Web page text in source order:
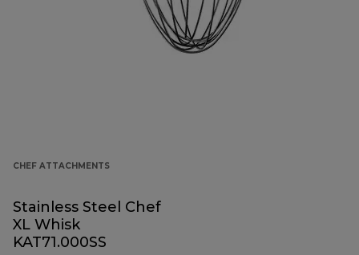
CHEF ATTACHMENTS
Stainless Steel Chef
XL Whisk
KAT71.000SS